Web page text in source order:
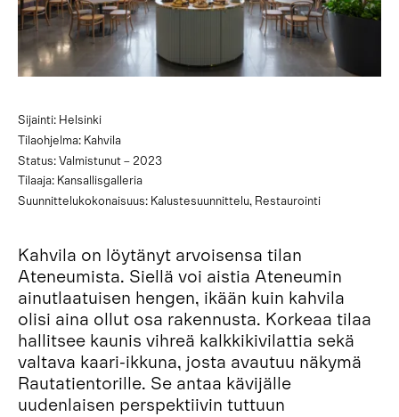
Sijainti: Helsinki
Tilaohjelma: Kahvila
Status: Valmistunut – 2023
Tilaaja: Kansallisgalleria
Suunnittelukokonaisuus: Kalustesuunnittelu, Restaurointi
Kahvila on löytänyt arvoisensa tilan
Ateneumista. Siellä voi aistia Ateneumin
ainutlaatuisen hengen, ikään kuin kahvila
olisi aina ollut osa rakennusta. Korkeaa tilaa
hallitsee kaunis vihreä kalkkikivilattia sekä
valtava kaari-ikkuna, josta avautuu näkymä
Rautatientorille. Se antaa kävijälle
uudenlaisen perspektiivin tuttuun